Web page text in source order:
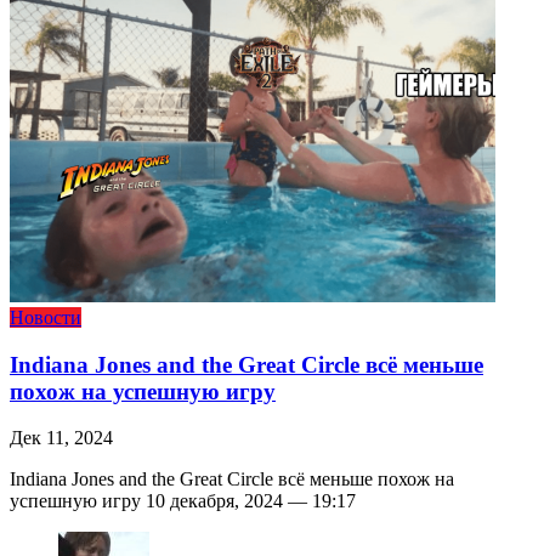
Новости
Indiana Jones and the Great Circle всё меньше
похож на успешную игру
Дек 11, 2024
Indiana Jones and the Great Circle всё меньше похож на
успешную игру 10 декабря, 2024 — 19:17